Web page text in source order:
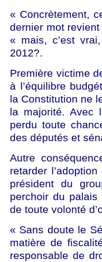
« Concrètement,
dernier mot
« mais, c’est
2012?.
Première victime
à l’équilibre
la Constitution ne
la majorité. Avec
perdu toute
des députés et
Autre
retarder
président du
perchoir du palais
de toute volonté
« Sans doute le
matière de
responsable de